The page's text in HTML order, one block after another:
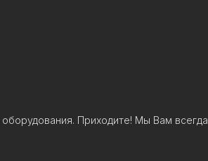
Приходите! Мы Вам всегда